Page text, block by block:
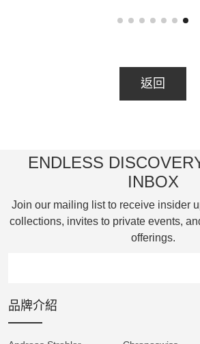
鮮明的藍色調，營造出一個三維
的鏤空橋板更為精密厚實的機芯
術密度與視覺開闊感的完美結合
鏈機芯由 282 枚零件組成，配備
存。其核心零件為直徑 12.60 毫
慣性擺輪，並精心配置了六枚金
時與分鐘顯示於懸浮的中央拱形
返回
ENDLESS
INBOX
Join our mailing list to receive insider
collections, invites to private events,
offerings.
品牌介紹